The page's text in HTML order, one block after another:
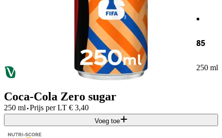
.
85
250 ml
Coca-Cola Zero sugar
250 ml·Prijs per LT € 3,40
Voeg toe